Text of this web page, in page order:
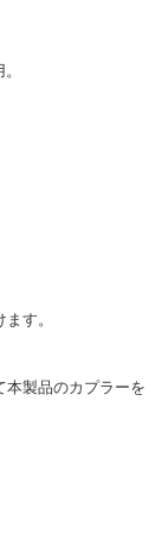
す。
本製品のカプラーを